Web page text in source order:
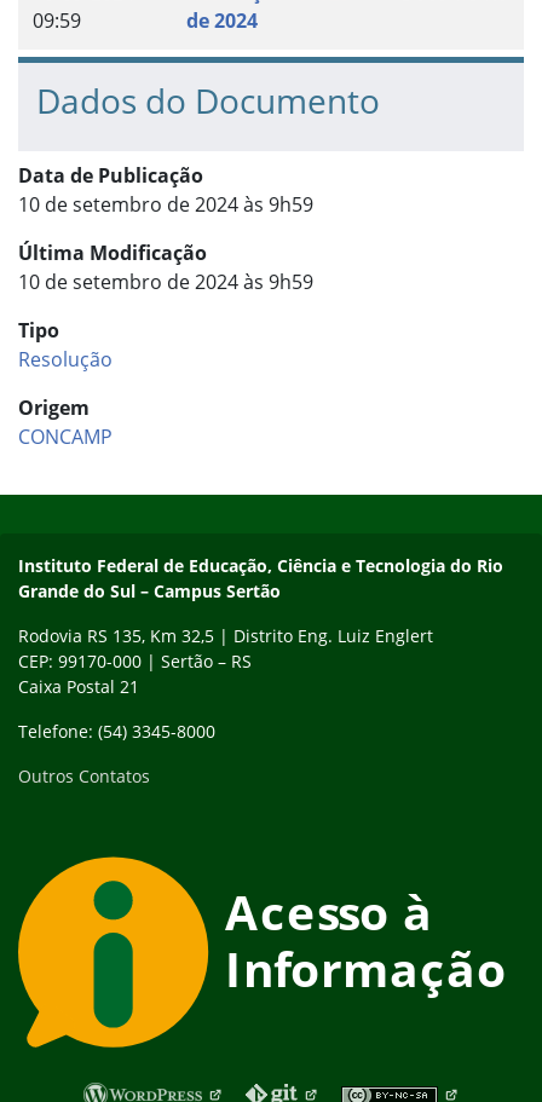
09:59
de 2024
Dados do Documento
Data de Publicação
10 de setembro de 2024 às 9h59
Última Modificação
10 de setembro de 2024 às 9h59
Tipo
Resolução
Origem
CONCAMP
Instituto Federal de Educação, Ciência e Tecnologia do Rio
Grande do Sul – Campus Sertão
Rodovia RS 135, Km 32,5 | Distrito Eng. Luiz Englert
CEP: 99170-000 | Sertão – RS
Caixa Postal 21
Telefone: (54) 3345-8000
Outros Contatos